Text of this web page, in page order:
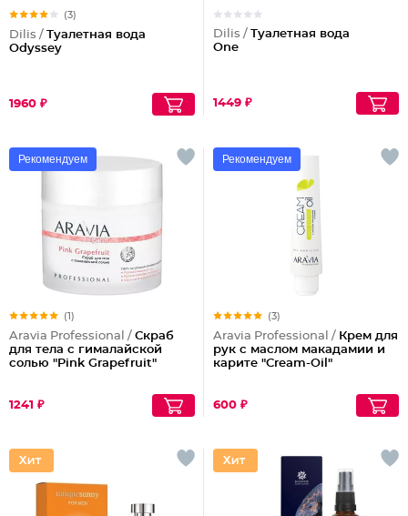
(3)
Dilis / Туалетная вода
Odyssey
1960 ₽
Dilis / Туалетная вода
One
1449 ₽
Рекомендуем
(1)
Aravia Professional / Скраб
для тела с гималайской
солью "Pink Grapefruit"
1241 ₽
Рекомендуем
(3)
Aravia Professional / Крем для
рук с маслом макадамии и
карите "Cream-Oil"
600 ₽